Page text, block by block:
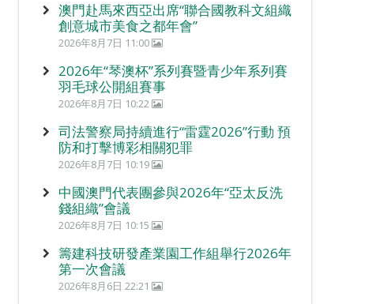
澳門赴馬來西亞出席“聯合國教科文組織
創意城市美食之都年會”
2026年8月7日 11:00
2026年“琴澳杯”系列賽暨青少年系列賽
羽毛球公開組賽事
2026年8月7日 10:22
司法警察局持續進行“雷霆2026”行動 預
防和打擊博彩相關犯罪
2026年8月7日 10:19
中國澳門代表團參與2026年“亞太反洗
錢組織”會議
2026年8月7日 10:15
籌建科技研發產業園工作組舉行2026年
第一次會議
2026年8月6日 22:21